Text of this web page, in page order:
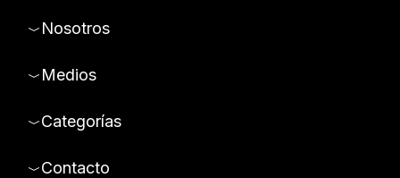
Nosotros
Medios
Categorías
Contacto